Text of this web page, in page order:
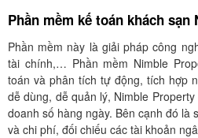
Phần mềm kế toán khách
Phần mềm này là giải pháp công
tài chính,… Phần mềm Nimble
toán và phân tích tự động, tích hợp
dễ dùng, dễ quản lý, Nimble
doanh số hàng ngày. Bên cạnh đó là
và chi phí, đối chiếu các tài khoản